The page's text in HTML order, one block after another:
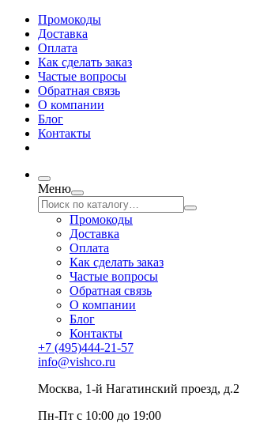
Промокоды
Доставка
Оплата
Как сделать заказ
Частые вопросы
Обратная связь
О компании
Блог
Контакты
Меню
Промокоды
Доставка
Оплата
Как сделать заказ
Частые вопросы
Обратная связь
О компании
Блог
Контакты
+7 (495)444-21-57
info@vishco.ru
Москва, 1-й Нагатинский проезд, д.2
Пн-Пт с 10:00 до 19:00